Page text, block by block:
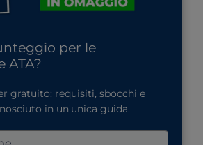
per le
ATA?
gratuito: requisiti, sbocchi e
in un'unica guida.